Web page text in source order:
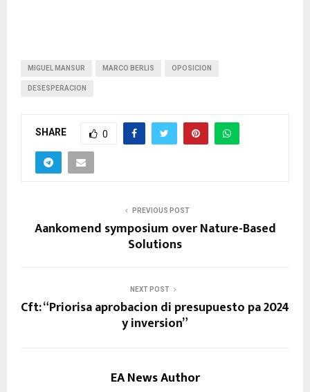
y
r
MIGUEL MANSUR MARCO BERLIS OPOSICION
DESESPERACION
SHARE 0
PREVIOUS POST
Aankomend symposium over Nature-Based
Solutions
NEXT POST
Cft: “Priorisa aprobacion di presupuesto pa 2024
y inversion”
EA News Author